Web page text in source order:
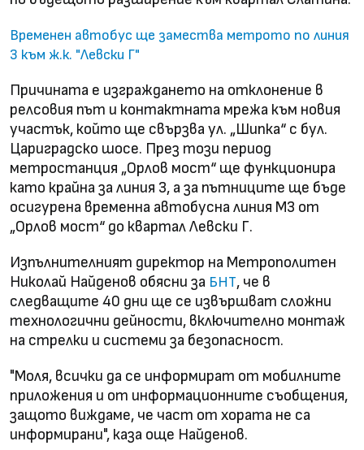
Временен автобус ще замества метрото по линия
3 към ж.к. "Левски Г"
Причината е изграждането на отклонение в
релсовия път и контактната мрежа към новия
участък, който ще свързва ул. „Шипка“ с бул.
Цариградско шосе. През този период
метростанция „Орлов мост“ ще функционира
като крайна за линия 3, а за пътниците ще бъде
осигурена временна автобусна линия М3 от
„Орлов мост“ до квартал Левски Г.
Изпълнителният директор на Метрополитен
Николай Найденов обясни за БНТ, че в
следващите 40 дни ще се извършват сложни
технологични дейности, включително монтаж
на стрелки и системи за безопасност.
"Моля, всички да се информират от мобилните
приложения и от информационните съобщения,
защото виждаме, че част от хората не са
информирани", каза още Найденов.